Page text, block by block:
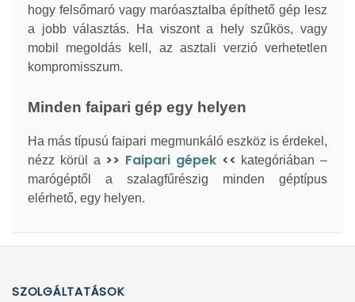
hogy felsőmaró vagy maróasztalba építhető gép lesz
a jobb választás. Ha viszont a hely szűkös, vagy
mobil megoldás kell, az asztali verzió verhetetlen
kompromisszum.
Minden faipari gép egy helyen
Ha más típusú faipari megmunkáló eszköz is érdekel,
nézz körül a >> Faipari gépek<< kategóriában –
marógéptől a szalagfűrészig minden géptípus
elérhető, egy helyen.
SZOLGÁLTATÁSOK